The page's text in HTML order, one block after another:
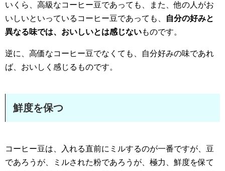
いくら、高級なコーヒー豆であっても、また、他の人がお
いしいといっているコーヒー豆であっても、
自分の好みと
異なる味では、おいしいとは感じないものです。
逆に、高価なコーヒー豆でなくても、自分好みの味であれ
ば、おいしく感じるものです。
鮮度を保つ
コーヒー豆は、入れる直前にミルするのが一番ですが、豆
であろうが、ミルされた粉であろうが、極力、鮮度を保て